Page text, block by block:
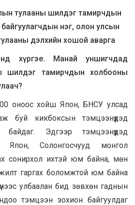
тулааны шилдэг тамирчдын
нэг, олон улсын
дэлхийн хошой аварга
хүргэе. Манай уншигчдад
шилдэг тамирчдын холбооны
оноос хойш Япон, БНСУ улсад
буй кикбоксын тэмцээнүүдэд
Эдгээр тэмцээнүүдэд
Япон, Солонгосчууд монгол
сонирхол ихтэй юм байна, мөн
гаргах боломжтой юм байна
улбаалан бид зөвхөн гаднын
тэмцээн зохион байгуулдаг